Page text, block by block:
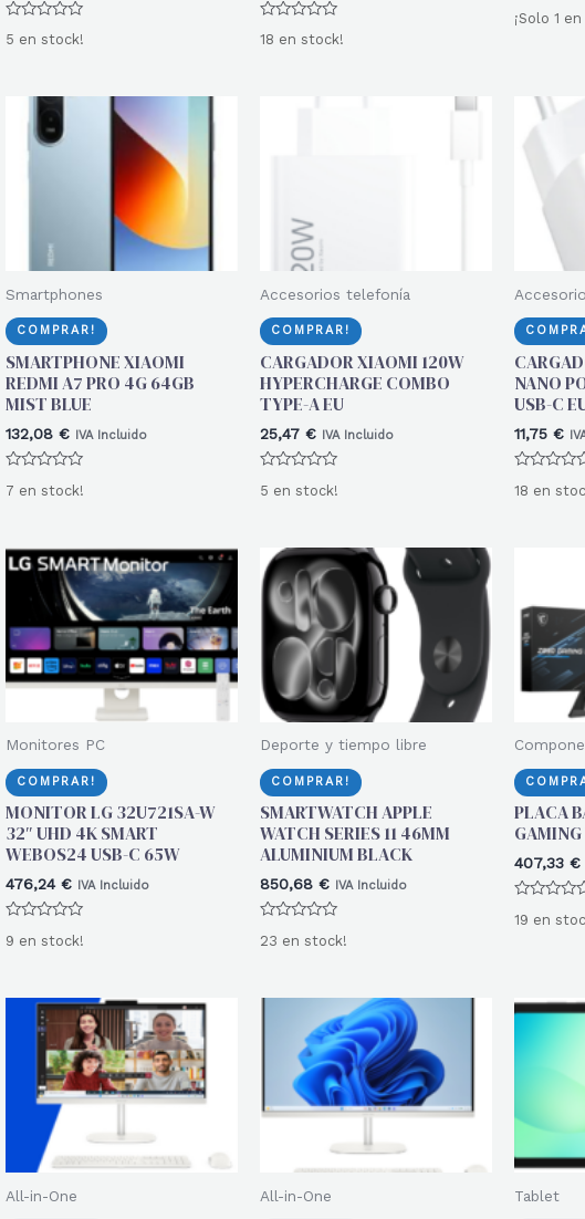
con
5 en stock!
con
18 en stock!
Valorado
con
¡Solo 1
Smartphones
COMPRAR!
SMARTPHONE XIAOMI
REDMI A7 PRO 4G 64GB
MIST BLUE
132,08 € IVA Incluido
con
7 en stock!
Accesorios telefonía
COMPRAR!
CARGADOR XIAOMI 120W
HYPERCHARGE COMBO
TYPE-A EU
25,47 € IVA Incluido
con
5 en stock!
NANO
USB-C
11,75 €
con
18 en
Monitores PC
COMPRAR!
MONITOR LG 32U721SA-W
32″ UHD 4K SMART
WEBOS24 USB-C 65W
476,24 € IVA Incluido
con
9 en stock!
Deporte y tiempo libre
COMPRAR!
SMARTWATCH APPLE
WATCH SERIES 11 46MM
ALUMINIUM BLACK
850,68 € IVA Incluido
con
23 en stock!
PLACA
407,33 €
con
19 en
All-in-One All-in-One Tablet